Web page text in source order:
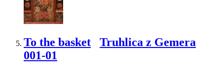
To the basket
Truhlica z Gemera
001-01